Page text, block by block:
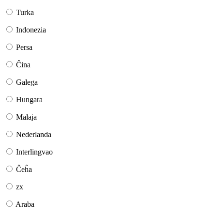
Turka
Indonezia
Persa
Ĉina
Galega
Hungara
Malaja
Nederlanda
Interlingvao
Ĉeĥa
zx
Araba